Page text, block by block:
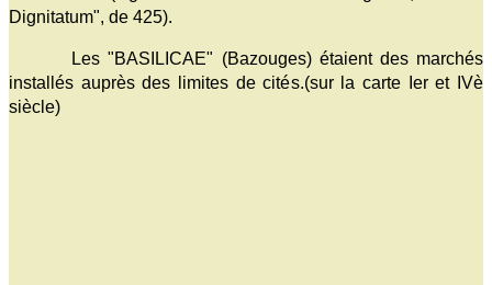
Dignitatum", de 425).
Les "BASILICAE" (Bazouges) étaient des marchés
installés auprès des limites de cités.(sur la carte Ier et IVè
siècle)